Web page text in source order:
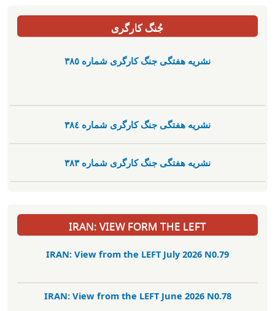
جُنگ کارگری
نشریە هفتگی جنگ کارگری شمارە ٣٨٥
نشریە هفتگی جنگ کارگری شمارە ٣٨٤
نشریە هفتگی جنگ کارگری شمارە ٣٨٣
IRAN: VIEW FORM THE LEFT
IRAN: View from the LEFT July 2026 N0.79
IRAN: View from the LEFT June 2026 N0.78